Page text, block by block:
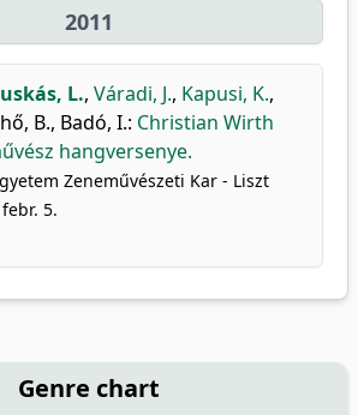
2011
L., Váradi, J., Kapusi, K.,
B., Badó, I.: Christian Wirth
hangversenye.
Zeneművészeti Kar - Liszt
5.
Genre chart